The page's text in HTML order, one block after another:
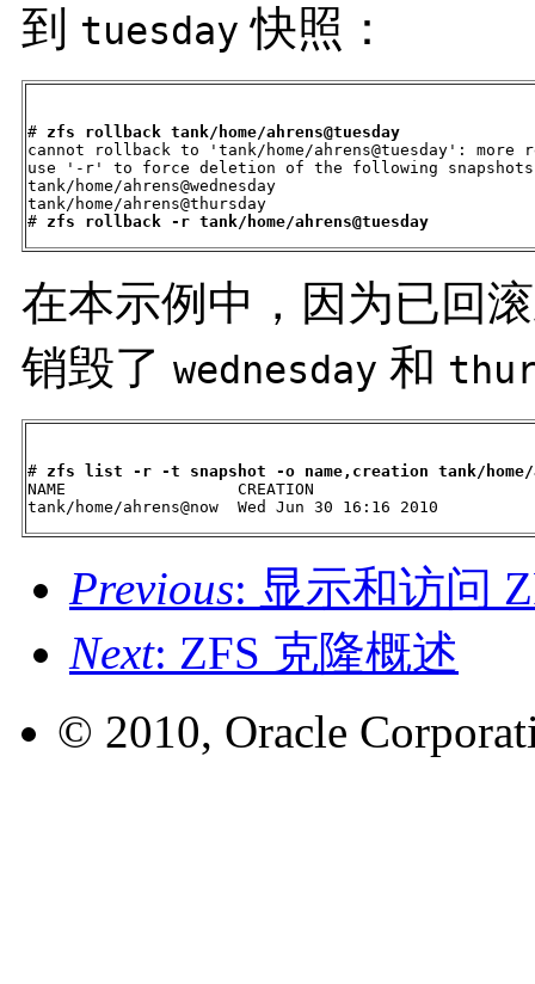
到 tuesday 快照：
# zfs rollback tank/home/ahrens@tuesday
cannot rollback to 'tank/home/ahrens@tuesday': more
use '-r' to force deletion of the following
tank/home/ahrens@wednesday
tank/home/ahrens@thursday
# zfs rollback -r tank/home/ahrens@tuesday
在本示例中，因为已回
销毁了 wednesday 和
# zfs list -r -t snapshot -o name,creation tank/home/
NAME                  CREATION
tank/home/ahrens@now  Wed Jun 30 16:16 2010
Previous: 显示和访问
Next: ZFS 克隆概述
© 2010, Oracle